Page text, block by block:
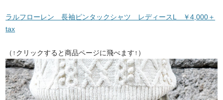
ラルフローレン 長袖ピンタックシャツ レディースL ￥4,000＋
tax
（↑クリックすると商品ページに飛べます↑）